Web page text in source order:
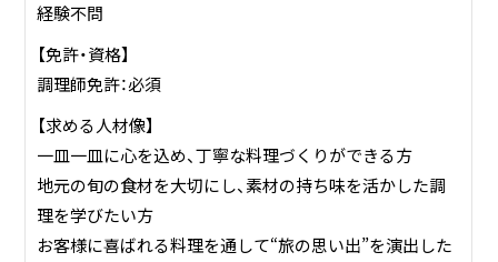
経験不問
【免許・資格】
調理師免許：必須
【求める人材像】
一皿一皿に心を込め、丁寧な料理づくりができる方
地元の旬の食材を大切にし、素材の持ち味を活かした調
理を学びたい方
お客様に喜ばれる料理を通して“旅の思い出”を演出した